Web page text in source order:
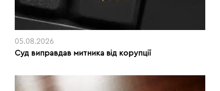
05.08.2026
Суд виправдав митника від корупції